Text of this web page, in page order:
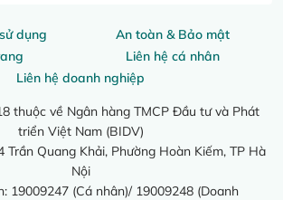
dụng
An toàn & Bảo mật
Liên hệ cá nhân
Liên hệ doanh nghiệp
thuộc về Ngân hàng TMCP Đầu tư và Phát
triển Việt Nam (BIDV)
Trần Quang Khải, Phường Hoàn Kiếm, TP Hà
Nội
19009247 (Cá nhân)/ 19009248 (Doanh